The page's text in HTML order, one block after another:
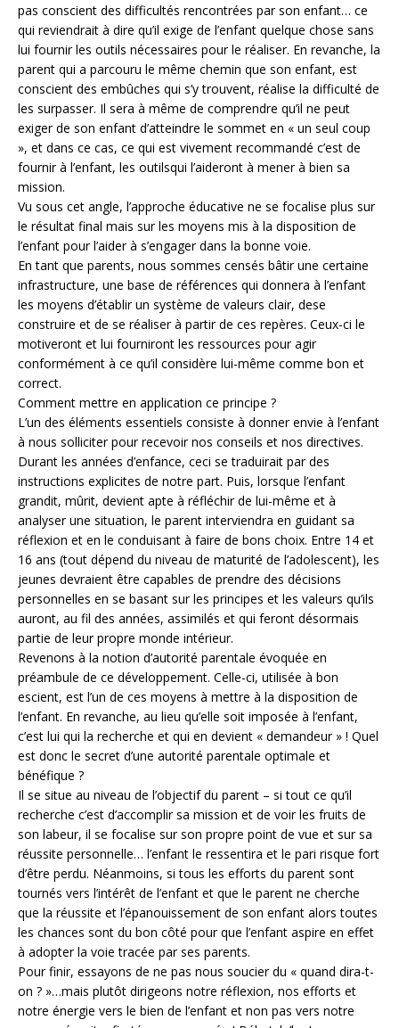
pas conscient des difficultés rencontrées par son enfant… ce
qui reviendrait à dire qu’il exige de l’enfant quelque chose sans
lui fournir les outils nécessaires pour le réaliser. En revanche, la
parent qui a parcouru le même chemin que son enfant, est
conscient des embûches qui s’y trouvent, réalise la difficulté de
les surpasser. Il sera à même de comprendre qu’il ne peut
exiger de son enfant d’atteindre le sommet en « un seul coup
», et dans ce cas, ce qui est vivement recommandé c’est de
fournir à l’enfant, les outilsqui l’aideront à mener à bien sa
mission.
Vu sous cet angle, l’approche éducative ne se focalise plus sur
le résultat final mais sur les moyens mis à la disposition de
l’enfant pour l’aider à s’engager dans la bonne voie.
En tant que parents, nous sommes censés bâtir une certaine
infrastructure, une base de références qui donnera à l’enfant
les moyens d’établir un système de valeurs clair, dese
construire et de se réaliser à partir de ces repères. Ceux-ci le
motiveront et lui fourniront les ressources pour agir
conformément à ce qu’il considère lui-même comme bon et
correct.
Comment mettre en application ce principe ?
L’un des éléments essentiels consiste à donner envie à l’enfant
à nous solliciter pour recevoir nos conseils et nos directives.
Durant les années d’enfance, ceci se traduirait par des
instructions explicites de notre part. Puis, lorsque l’enfant
grandit, mûrit, devient apte à réfléchir de lui-même et à
analyser une situation, le parent interviendra en guidant sa
réflexion et en le conduisant à faire de bons choix. Entre 14 et
16 ans (tout dépend du niveau de maturité de l’adolescent), les
jeunes devraient être capables de prendre des décisions
personnelles en se basant sur les principes et les valeurs qu’ils
auront, au fil des années, assimilés et qui feront désormais
partie de leur propre monde intérieur.
Revenons à la notion d’autorité parentale évoquée en
préambule de ce développement. Celle-ci, utilisée à bon
escient, est l’un de ces moyens à mettre à la disposition de
l’enfant. En revanche, au lieu qu’elle soit imposée à l’enfant,
c’est lui qui la recherche et qui en devient « demandeur » ! Quel
est donc le secret d’une autorité parentale optimale et
bénéfique ?
Il se situe au niveau de l’objectif du parent – si tout ce qu’il
recherche c’est d’accomplir sa mission et de voir les fruits de
son labeur, il se focalise sur son propre point de vue et sur sa
réussite personnelle… l’enfant le ressentira et le pari risque fort
d’être perdu. Néanmoins, si tous les efforts du parent sont
tournés vers l’intérêt de l’enfant et que le parent ne cherche
que la réussite et l’épanouissement de son enfant alors toutes
les chances sont du bon côté pour que l’enfant aspire en effet
à adopter la voie tracée par ses parents.
Pour finir, essayons de ne pas nous soucier du « quand dira-t-
on ? »…mais plutôt dirigeons notre réflexion, nos efforts et
notre énergie vers le bien de l’enfant et non pas vers notre